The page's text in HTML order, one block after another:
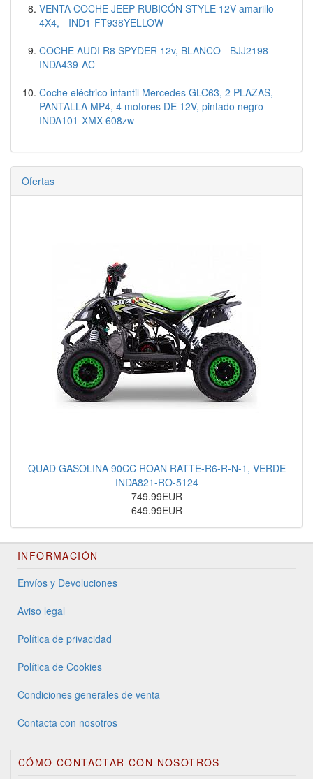
VENTA COCHE JEEP RUBICÓN STYLE 12V amarillo
4X4, - IND1-FT938YELLOW
COCHE AUDI R8 SPYDER 12v, BLANCO - BJJ2198 -
INDA439-AC
Coche eléctrico infantil Mercedes GLC63, 2 PLAZAS,
PANTALLA MP4, 4 motores DE 12V, pintado negro -
INDA101-XMX-608zw
Ofertas
QUAD GASOLINA 90CC ROAN RATTE-R6-R-N-1, VERDE
INDA821-RO-5124
749.99EUR
649.99EUR
INFORMACIÓN
Envíos y Devoluciones
Aviso legal
Política de privacidad
Política de Cookies
Condiciones generales de venta
Contacta con nosotros
CÓMO CONTACTAR CON NOSOTROS